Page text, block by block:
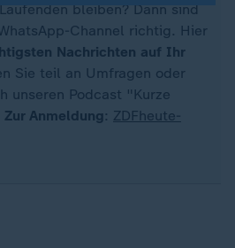
bleiben? Dann sind
Channel richtig. Hier
Nachrichten auf Ihr
Sie teil an Umfragen oder
unseren Podcast "Kurze
Zur Anmeldung : ZDFheute-